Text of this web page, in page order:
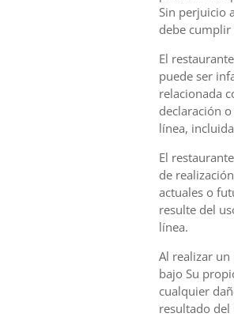
Sin perjuicio
debe cumplir
El
puede ser
relacionada
declaración
línea,
El
de
actuales o
resulte del
línea.
Al realizar un
bajo Su
cualquier
resultado